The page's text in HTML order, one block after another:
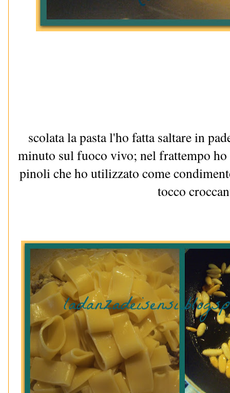
scolata la pasta l'ho fatta saltare in
minuto sul fuoco vivo; nel frattempo
pinoli che ho utilizzato come
tocco